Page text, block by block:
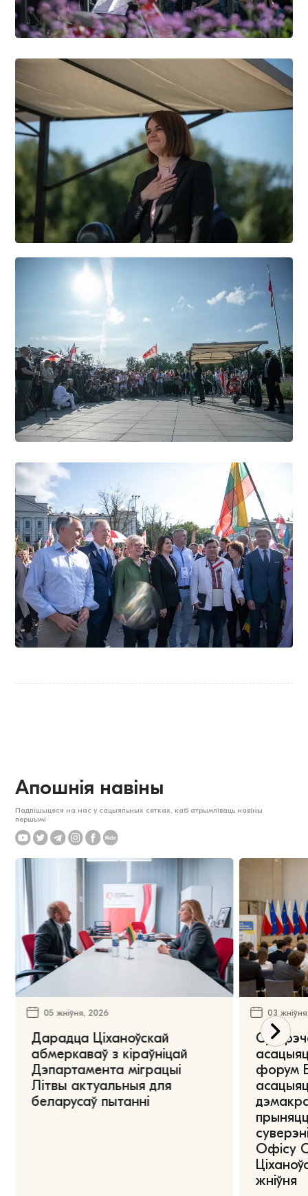
Апошнія навіны
Падпішыцеся на нас у сацыяльных сетках, каб атрымліваць навіны
першымі
05 жніўня, 2026
Дарадца Ціханоўскай
абмеркаваў з кіраўніцай
Дэпартамента міграцыі
Літвы актуальныя для
беларусаў пытанні
03
форум
Офісу
жніўня